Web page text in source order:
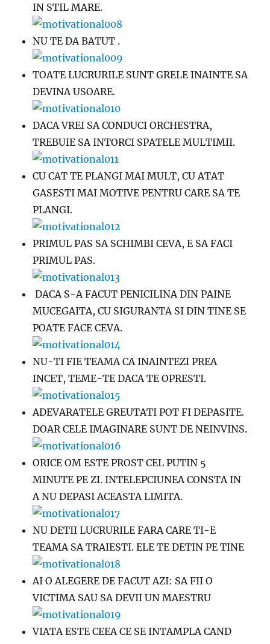
IN STIL MARE.
NU TE DA BATUT .
TOATE LUCRURILE SUNT GRELE INAINTE SA
DEVINA USOARE.
DACA VREI SA CONDUCI ORCHESTRA,
TREBUIE SA INTORCI SPATELE MULTIMII.
CU CAT TE PLANGI MAI MULT, CU ATAT
GASESTI MAI MOTIVE PENTRU CARE SA TE
PLANGI.
PRIMUL PAS SA SCHIMBI CEVA, E SA FACI
PRIMUL PAS.
DACA S-A FACUT PENICILINA DIN PAINE
MUCEGAITA, CU SIGURANTA SI DIN TINE SE
POATE FACE CEVA.
NU-TI FIE TEAMA CA INAINTEZI PREA
INCET, TEME-TE DACA TE OPRESTI.
ADEVARATELE GREUTATI POT FI DEPASITE.
DOAR CELE IMAGINARE SUNT DE NEINVINS.
ORICE OM ESTE PROST CEL PUTIN 5
MINUTE PE ZI. INTELEPCIUNEA CONSTA IN
A NU DEPASI ACEASTA LIMITA.
NU DETII LUCRURILE FARA CARE TI-E
TEAMA SA TRAIESTI. ELE TE DETIN PE TINE
AI O ALEGERE DE FACUT AZI: SA FII O
VICTIMA SAU SA DEVII UN MAESTRU
VIATA ESTE CEEA CE SE INTAMPLA CAND